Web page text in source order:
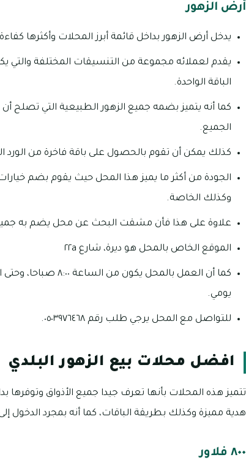
أرض الزهور
يدخل أرض الزهور بداخل قائمة أبرز المحلات وأكثرها
يقدم لعملائه مجموعة من التنسيقات المختلفة والتي
الباقة الواحدة.
كما أنه يتميز بضمه جميع الزهور الطبيعية التي تصلح
الجميع.
كذلك يمكن أن تقوم بالحصول على باقة فاخرة من الورد
الجودة من أكثر ما يميز هذا المحل حيث يقوم بضم
وكذلك الخاصة.
علاوة على هذا فأن مشقت البحث عن محل يضم به جميع
الموقع الخاص بالمحل هو ديرة، شارع ٢٢a
يومي.
للتواصل مع المحل يرجي طلب رقم ٠٥٠٣٩٧٦٤٦٨.
افضل محلات بيع الزهور البلدي
تتميز هذه المحلات بأنها تعرف جيدا جميع الأذواق
هدية مميزة وكذلك بطريقة الباقات، كما أنه بمجرد
٨٠٠ فلاور